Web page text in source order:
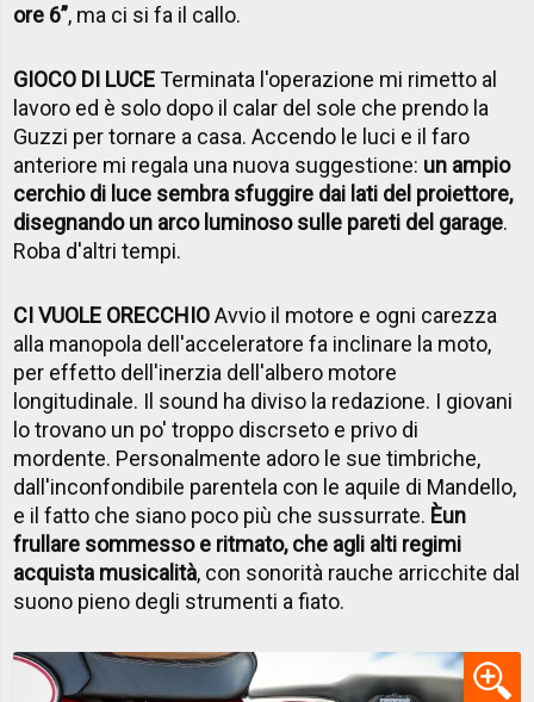
ore 6”, ma ci si fa il callo.
GIOCO DI LUCETerminata l'operazione mi rimetto al
lavoro ed è solo dopo il calar del sole che prendo la
Guzzi per tornare a casa. Accendo le luci e il faro
anteriore mi regala una nuova suggestione: un ampio
cerchio di luce sembra sfuggire dai lati del proiettore,
disegnando un arco luminoso sulle pareti del garage.
Roba d'altri tempi.
CI VUOLE ORECCHIOAvvio il motore e ogni carezza
alla manopola dell'acceleratore fa inclinare la moto,
per effetto dell'inerzia dell'albero motore
longitudinale. Il sound ha diviso la redazione. I giovani
lo trovano un po' troppo discrseto e privo di
mordente. Personalmente adoro le sue timbriche,
dall'inconfondibile parentela con le aquile di Mandello,
e il fatto che siano poco più che sussurrate. Èun
frullare sommesso e ritmato, che agli alti regimi
acquista musicalità, con sonorità rauche arricchite dal
suono pieno degli strumenti a fiato.